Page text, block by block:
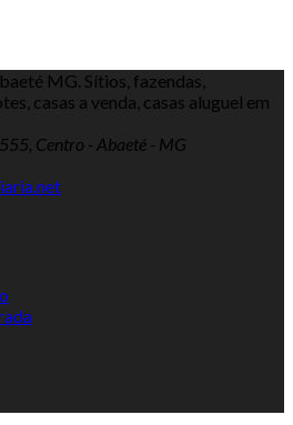
MG. Sítios, fazendas,
casas a venda, casas aluguel em
Centro - Abaeté - MG